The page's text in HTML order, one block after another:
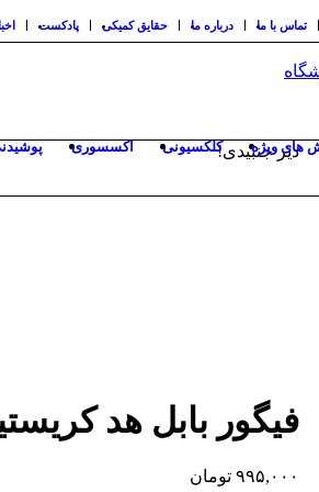
پادکست حقایق کمیکی درباره ما تماس با ما
اکسسوری کلکسیونی های ویژه
دیر جنبیدی!
فیگور بابل هد
۹۹۵,۰۰۰ تومان